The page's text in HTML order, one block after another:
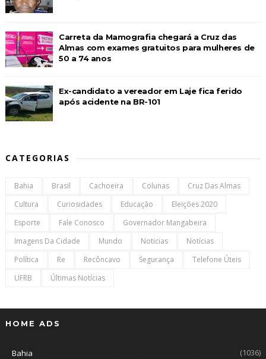
Carreta da Mamografia chegará a Cruz das
Almas com exames gratuitos para mulheres de
50 a 74 anos
Ex-candidato a vereador em Laje fica ferido
após acidente na BR-101
CATEGORIAS
Bahia Brasil Cachoeira Colunas
Cruz Das Almas
Cultura
Curiosidades Educação
Eleições 2020
Esporte
Fale Conosco
Governador Mangabeira
Imagens Da Cidade
Mundo Noticias
Notícias
Política
Re Recôncavo Segurança
Telefone Úteis
UFRB
Últimas Notícias
HOME ADS
Bahia
(1036)